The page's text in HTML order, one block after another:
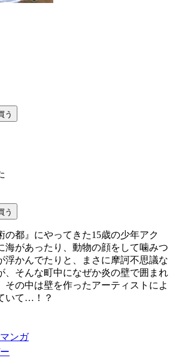
う
う
の都』にやってきた15歳の少年アク
海があったり、動物の顔をして噛みつ
浮かんでたりと、まさに摩訶不思議な
、そんな町中になぜか炎の壁で囲まれ
その中は壁を作ったアーティストによ
いて…！？
ンガ